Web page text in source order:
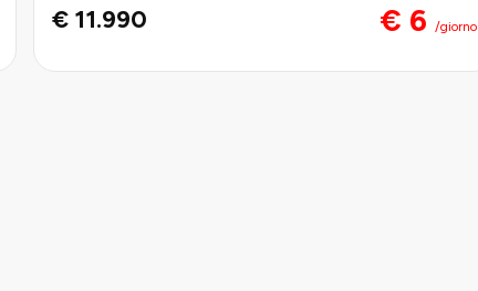
€ 11.990 € 6 /giorno